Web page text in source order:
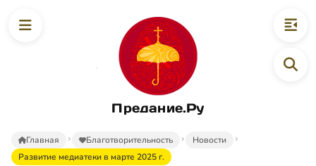
Предание.Ру
Главная Благотворительность
Новости
Развитие медиатеки в марте 2025 г.